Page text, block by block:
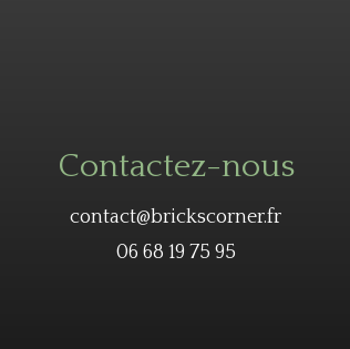
Contactez-nous
contact@brickscorner.fr
06 68 19 75 95